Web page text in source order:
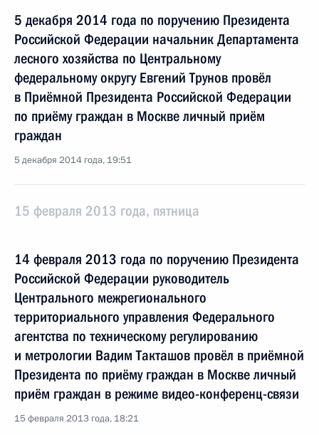
5 декабря 2014 года по поручению Президента
Российской Федерации начальник Департамента
лесного хозяйства по Центральному
федеральному округу Евгений Трунов провёл
в Приёмной Президента Российской Федерации
по приёму граждан в Москве личный приём
граждан
5 декабря 2014 года, 19:51
15 февраля 2013 года, пятница
14 февраля 2013 года по поручению Президента
Российской Федерации руководитель
Центрального межрегионального
территориального управления Федерального
агентства по техническому регулированию
и метрологии Вадим Такташов провёл в приёмной
Президента по приёму граждан в Москве личный
приём граждан в режиме видео-конференц-связи
15 февраля 2013 года, 18:21